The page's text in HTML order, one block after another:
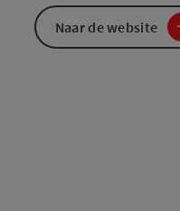
Naar de website